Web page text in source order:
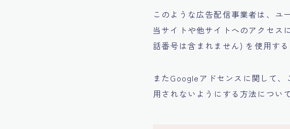
このような広告配信事業者は、ユ
当サイトや他サイトへのアクセス
話番号は含まれません) を使用する
またGoogleアドセンスに関して
用されないようにする方法について